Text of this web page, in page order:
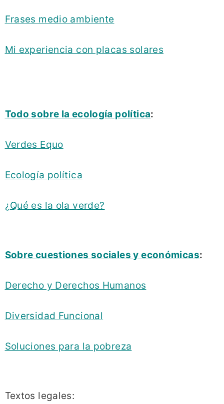
Frases medio ambiente
Mi experiencia con placas solares
Todo sobre la ecología política:
Verdes Equo
Ecología política
¿Qué es la ola verde?
Sobre cuestiones sociales y económicas:
Derecho y Derechos Humanos
Diversidad Funcional
Soluciones para la pobreza
Textos legales: